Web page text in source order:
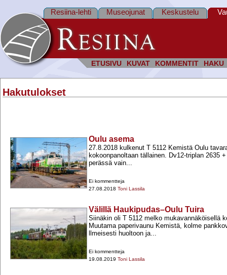
ETUSIVU KUVAT KOMMENTIT HAKU
Resiina-lehti Museojunat Keskustelu
Hakutulokset
Oulu asema
27.8.2018 kulkenut T 5112 Kemistä Oulu
kokoonpanoltaan tällainen. Dv12-​triplan 2635
perässä vain...
Ei kommentteja
27.08.2018 Toni Lassila
Välillä Haukipudas–Oulu Tuira
Siinäkin oli T 5112 melko mukavannäköisellä
Muutama paperivaunu Kemistä, kolme
llmeisesti huoltoon ja...
Ei kommentteja
19.08.2019 Toni Lassila